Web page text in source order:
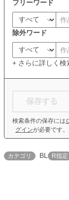
フリーワード
除外ワード
+ さらに詳しく検
保存する
検索条件の保存には
グインが必要です。
カテゴリ BL R指定